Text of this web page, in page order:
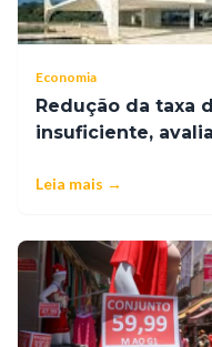
Economia
Redução da taxa
insuficiente,
Leia mais →